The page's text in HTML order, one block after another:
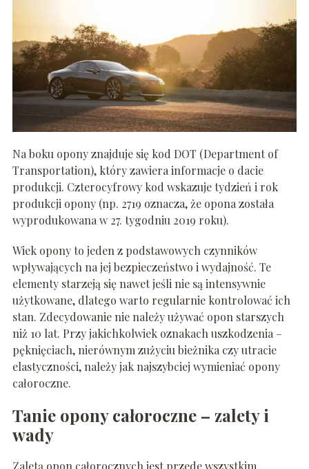
Na boku opony znajduje się kod DOT (Department of
Transportation), który zawiera informacje o dacie
produkcji. Czterocyfrowy kod wskazuje tydzień i rok
produkcji opony (np. 2719 oznacza, że opona została
wyprodukowana w 27. tygodniu 2019 roku).
Wiek opony to jeden z podstawowych czynników
wpływających na jej bezpieczeństwo i wydajność. Te
elementy starzeją się nawet jeśli nie są intensywnie
użytkowane, dlatego warto regularnie kontrolować ich
stan. Zdecydowanie nie należy używać opon starszych
niż 10 lat. Przy jakichkolwiek oznakach uszkodzenia –
pęknięciach, nierównym zużyciu bieżnika czy utracie
elastyczności, należy jak najszybciej wymieniać opony
całoroczne.
Tanie opony całoroczne – zalety i
wady
Zaletą opon całorocznych jest przede wszystkim